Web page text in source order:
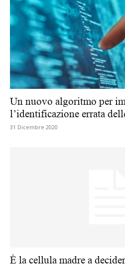
Un nuovo algoritmo per
l’identificazione errata
31 Dicembre 2020
È la cellula madre a